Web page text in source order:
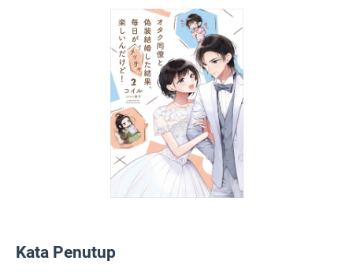
Kata Penutup